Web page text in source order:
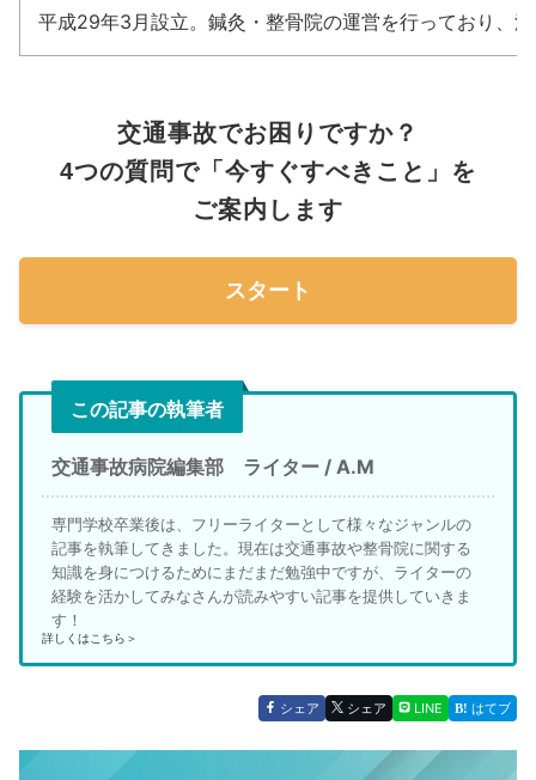
平成29年3月設立。鍼灸・整骨院の運営を行っており、
交通事故でお困りですか？
4つの質問で「今すぐすべきこと」を
ご案内します
スタート
この記事の執筆者
交通事故病院編集部 ライター / A.M
専門学校卒業後は、フリーライターとして様々なジャンルの
記事を執筆してきました。現在は交通事故や整骨院に関する
知識を身につけるためにまだまだ勉強中ですが、ライターの
経験を活かしてみなさんが読みやすい記事を提供していきま
す！
詳しくはこちら＞
シェア シェア LINE はてブ